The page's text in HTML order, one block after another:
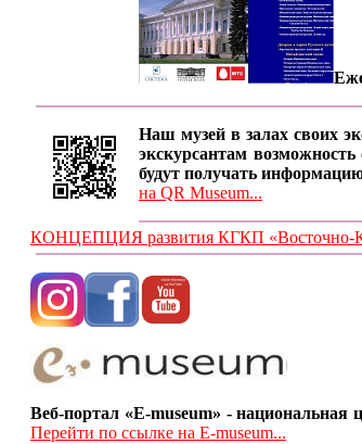
Наш музей в залах своих
экскурсантам
будут получать
на QR Museum...
КОНЦЕПЦИЯ развития КГКП «Восточно-
Веб-портал «E-museum» -
Перейти по ссылке на E-museum...